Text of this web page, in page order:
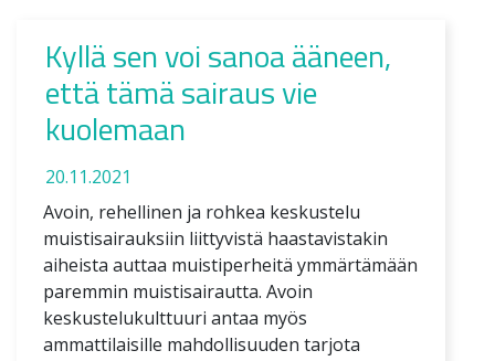
Kyllä sen voi sanoa ääneen,
että tämä sairaus vie
kuolemaan
20.11.2021
Avoin, rehellinen ja rohkea keskustelu
muistisairauksiin liittyvistä haastavistakin
aiheista auttaa muistiperheitä ymmärtämään
paremmin muistisairautta. Avoin
keskustelukulttuuri antaa myös
ammattilaisille mahdollisuuden tarjota